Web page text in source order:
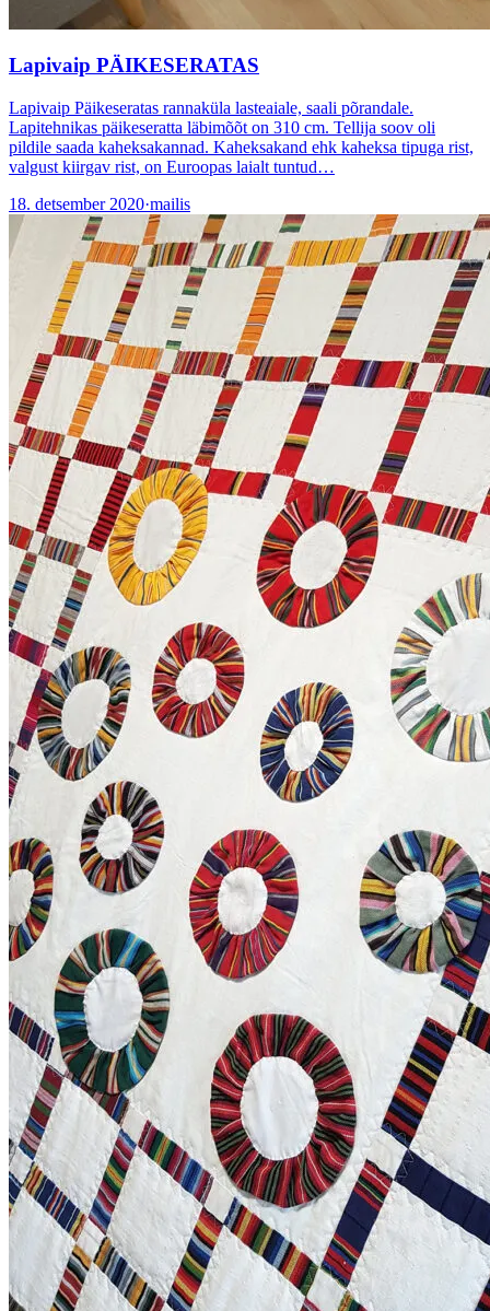
Lapivaip PÄIKESERATAS
Lapivaip Päikeseratas rannaküla lasteaiale, saali põrandale.
Lapitehnikas päikeseratta läbimõõt on 310 cm. Tellija soov oli
pildile saada kaheksakannad. Kaheksakand ehk kaheksa tipuga rist,
valgust kiirgav rist, on Euroopas laialt tuntud…
18. detsember 2020·mailis